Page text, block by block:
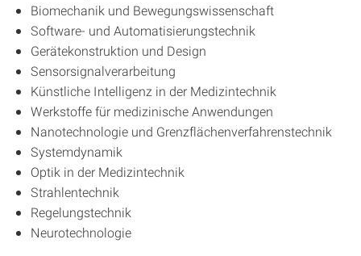
Biomechanik und Bewegungswissenschaft
Software- und Automatisierungstechnik
Gerätekonstruktion und Design
Sensorsignalverarbeitung
Künstliche Intelligenz in der Medizintechnik
Werkstoffe für medizinische Anwendungen
Nanotechnologie und Grenzflächenverfahrenstechnik
Systemdynamik
Optik in der Medizintechnik
Strahlentechnik
Regelungstechnik
Neurotechnologie